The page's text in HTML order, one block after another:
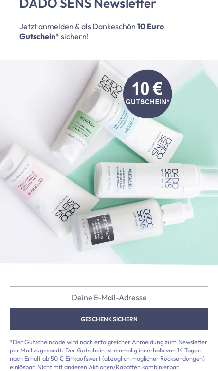
DADO SENS Newsletter
Jetzt anmelden & als Dankeschön 10 Euro
Gutschein* sichern!
GESCHENK SICHERN
*Der Gutscheincode wird nach erfolgreicher Anmeldung zum Newsletter
per Mail zugesandt. Der Gutschein ist einmalig innerhalb von 14 Tagen
nach Erhalt ab 50 € Einkaufswert (abzüglich möglicher Rücksendungen)
einlösbar. Nicht mit anderen Aktionen/Rabatten kombinierbar.